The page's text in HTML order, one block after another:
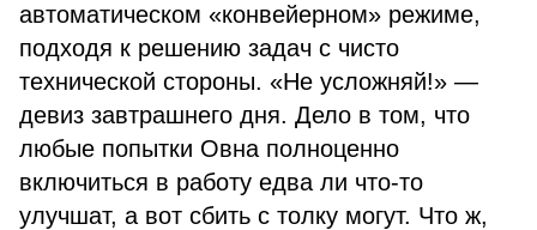
автоматическом «конвейерном» режиме,
подходя к решению задач с чисто
технической стороны. «Не усложняй!» —
девиз завтрашнего дня. Дело в том, что
любые попытки Овна полноценно
включиться в работу едва ли что-то
улучшат, а вот сбить с толку могут. Что ж,